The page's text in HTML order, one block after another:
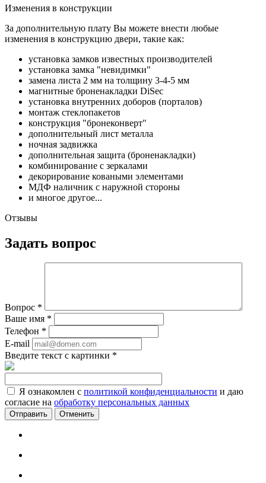
Изменения в конструкции
За дополнительную плату Вы можете внести любые
изменения в конструкцию двери, такие как:
установка замков известных производителей
установка замка "невидимки"
замена листа 2 мм на толщину 3-4-5 мм
магнитные броненакладки DiSec
установка внутренних доборов (порталов)
монтаж стеклопакетов
конструкция "бронеконверт"
дополнительный лист металла
ночная задвижка
дополнительная защита (броненакладки)
комбинирование с зеркалами
декорирование коваными элементами
МДФ наличник с наружной стороны
и многое другое...
Отзывы
Задать вопрос
Вопрос *
Ваше имя *
Телефон *
E-mail
Введите текст с картинки *
Я ознакомлен с политикой конфиденциальности и даю
согласие на обработку персональных данных
Отменить